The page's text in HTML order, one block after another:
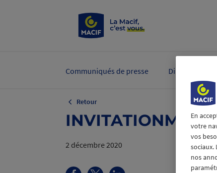
Communiqués de presse Dirigeants et
Retour
2 décembre 2020
En
votre
vos
sociaux.
nos